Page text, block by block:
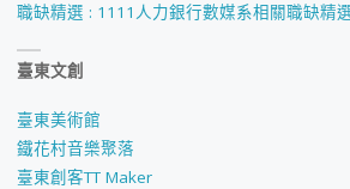
職缺精選 : 1111人力銀行數媒系相關職缺精
臺東文創
臺東美術館
鐵花村音樂聚落
臺東創客TT Maker